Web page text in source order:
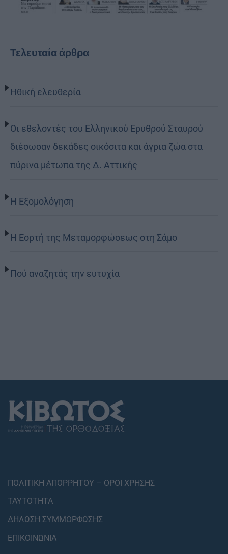
Τελευταία άρθρα
Ηθική ελευθερία
Οι εθελοντές του Ελληνικού Ερυθρού Σταυρού
διέσωσαν δεκάδες οικόσιτα και άγρια ζώα στα
πύρινα μέτωπα της Δ. Αττικής
Η Εξομολόγηση
Η Εορτή της Μεταμορφώσεως στη Σάμο
Πού αναζητάς την ευτυχία
ΠΟΛΙΤΙΚΗ ΑΠΟΡΡΗΤΟΥ – ΟΡΟΙ ΧΡΗΣΗΣ
ΤΑΥΤΟΤΗΤΑ
ΔΗΛΩΣΗ ΣΥΜΜΟΡΦΩΣΗΣ
ΕΠΙΚΟΙΝΩΝΙΑ